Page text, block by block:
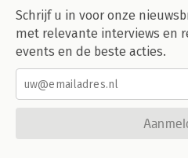
Schrijf u in voor onze
met relevante interviews en
events en de beste acties.